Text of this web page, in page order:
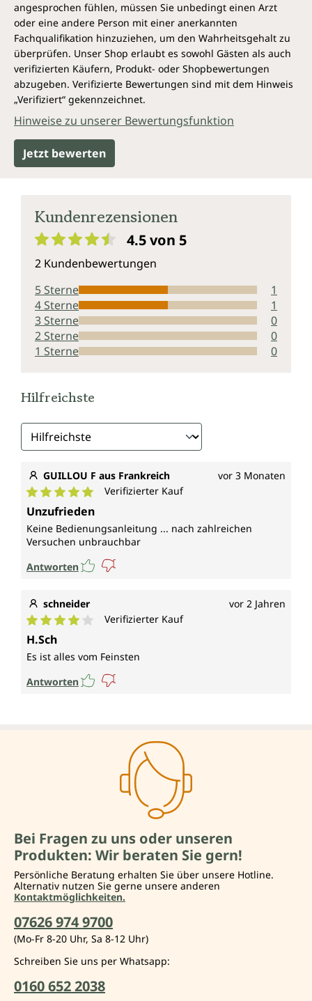
angesprochen fühlen, müssen Sie unbedingt einen Arzt
oder eine andere Person mit einer anerkannten
Fachqualifikation hinzuziehen, um den Wahrheitsgehalt zu
überprüfen. Unser Shop erlaubt es sowohl Gästen als auch
verifizierten Käufern, Produkt- oder Shopbewertungen
abzugeben. Verifizierte Bewertungen sind mit dem Hinweis
„Verifiziert“ gekennzeichnet.
Hinweise zu unserer Bewertungsfunktion
Jetzt bewerten
Kundenrezensionen
4.5 von 5
2 Kundenbewertungen
5 Sterne
1
4 Sterne
1
3 Sterne
0
2 Sterne
0
1 Sterne
0
Hilfreichste
GUILLOU F aus Frankreich vor 3 Monaten
Durchschnittliche Bewertung von 5 von 5 Sternen
Verifizierter Kauf
Unzufrieden
Keine Bedienungsanleitung ... nach zahlreichen
Versuchen unbrauchbar
Antworten
schneider vor 2 Jahren
Durchschnittliche Bewertung von 4 von 5 Sternen
Verifizierter Kauf
H.Sch
Es ist alles vom Feinsten
Antworten
Bei Fragen zu uns oder unseren
Produkten: Wir beraten Sie gern!
Persönliche Beratung erhalten Sie über unsere Hotline.
Alternativ nutzen Sie gerne unsere anderen
Kontaktmöglichkeiten.
07626 974 9700
(Mo-Fr 8-20 Uhr, Sa 8-12 Uhr)
Schreiben Sie uns per Whatsapp:
0160 652 2038